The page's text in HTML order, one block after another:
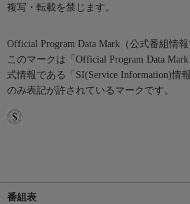
複写・転載を禁じます。
Official Program Data Mark（公式番組情報
このマークは「Official Program Data
式情報である「SI(Service Information)情
のみ表記が許されているマークです。
番組表